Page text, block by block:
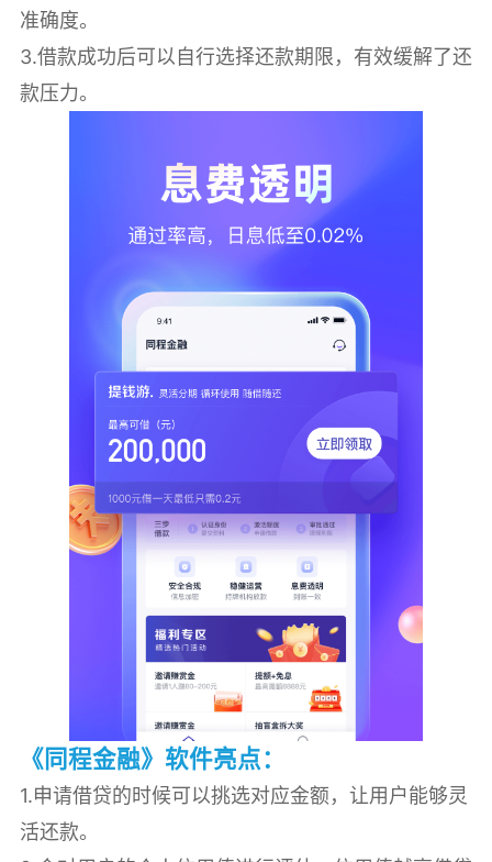
准确度。
3.借款成功后可以自行选择还款期限，有效缓解了还
款压力。
《同程金融》软件亮点：
1.申请借贷的时候可以挑选对应金额，让用户能够灵
活还款。